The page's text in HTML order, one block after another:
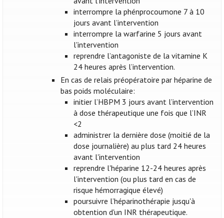
interrompre la phénprocoumone 7 à 10
jours avant l’intervention
interrompre la warfarine 5 jours avant
l'intervention
reprendre l’antagoniste de la vitamine K
24 heures après l’intervention.
En cas de relais préopératoire par héparine de
bas poids moléculaire:
initier l’HBPM 3 jours avant l’intervention
à dose thérapeutique une fois que l’INR
<2
administrer la dernière dose (moitié de la
dose journalière) au plus tard 24 heures
avant l'intervention
reprendre l'héparine 12-24 heures après
l'intervention (ou plus tard en cas de
risque hémorragique élevé)
poursuivre l’héparinothérapie jusqu'à
obtention d'un INR thérapeutique.